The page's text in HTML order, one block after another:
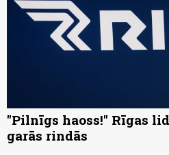
"Pilnīgs haoss!" Rīgas
garās rindās